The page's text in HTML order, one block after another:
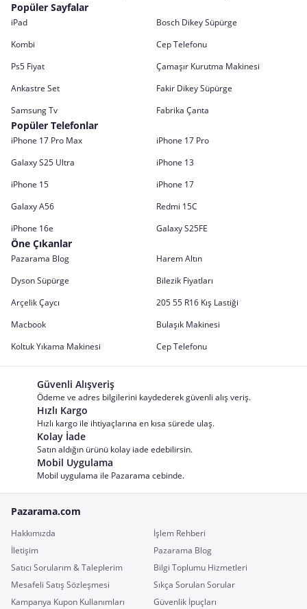
Popüler Sayfalar
iPad
Bosch Dikey Süpürge
Kombi
Cep Telefonu
Ps5 Fiyat
Çamaşır Kurutma Makinesi
Ankastre Set
Fakir Dikey Süpürge
Samsung Tv
Fabrika Çanta
Popüler Telefonlar
iPhone 17 Pro Max
iPhone 17 Pro
Galaxy S25 Ultra
iPhone 13
iPhone 15
iPhone 17
Galaxy A56
Redmi 15C
iPhone 16e
Galaxy S25FE
Öne Çıkanlar
Pazarama Blog
Harem Altın
Dyson Süpürge
Bilezik Fiyatları
Arçelik Çaycı
205 55 R16 Kış Lastiği
Macbook
Bulaşık Makinesi
Koltuk Yıkama Makinesi
Cep Telefonu
Güvenli Alışveriş
Ödeme ve adres bilgilerini kaydederek güvenli alış veriş.
Hızlı Kargo
Hızlı kargo ile ihtiyaçlarına en kısa sürede ulaş.
Kolay İade
Satın aldığın ürünü kolay iade edebilirsin.
Mobil Uygulama
Mobil uygulama ile Pazarama cebinde.
Pazarama.com
Hakkımızda
İşlem Rehberi
İletişim
Pazarama Blog
Satıcı Sorularım & Taleplerim
Bilgi Toplumu Hizmetleri
Mesafeli Satış Sözleşmesi
Sıkça Sorulan Sorular
Kampanya Kupon Kullanımları
Güvenlik İpuçları